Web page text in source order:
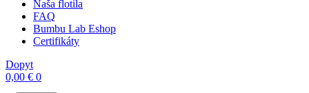
Naša flotila
FAQ
Bumbu Lab Eshop
Certifikáty
Dopyt
0,00 € 0